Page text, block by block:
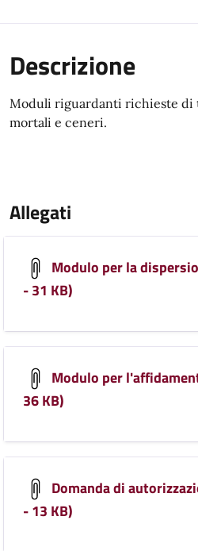
Descrizione
Moduli riguardanti richieste di
mortali e ceneri.
Allegati
Modulo per la
- 31 KB)
Modulo per
36 KB)
Domanda di
- 13 KB)